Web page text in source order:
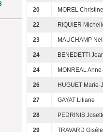
20 MOREL Christine
22 RIQUIER
23 MAUCHAMP
24 BENEDETTI
24 MONREAL
26 HUGUET Marie-
27 GAYAT Liliane
28 PEDRINIS
29 TRAVARD Gisèle